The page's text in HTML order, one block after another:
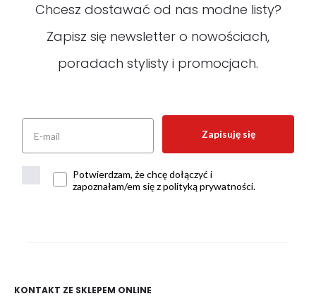
Chcesz dostawać od nas modne listy?
Zapisz się newsletter o nowościach,
poradach stylisty i promocjach.
Zapisuję się
Potwierdzam, że chcę dołączyć i
zapoznałam/em się z polityką prywatności.
KONTAKT ZE SKLEPEM ONLINE